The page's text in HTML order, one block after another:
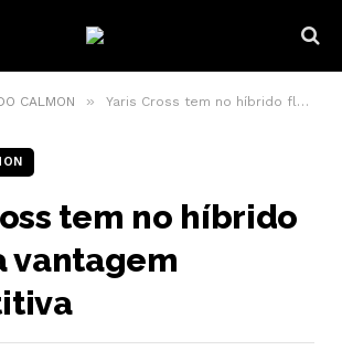
CALMON » Yaris Cross tem no híbrido flex boa vantagem competitiva
tem no híbrido
vantagem